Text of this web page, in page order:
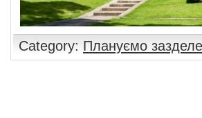
Category: Плануємо